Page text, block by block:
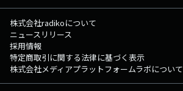
株式会社radikoについて
ニュースリリース
採用情報
特定商取引に関する法律に基づく表示
株式会社メディアプラットフォームラボについて